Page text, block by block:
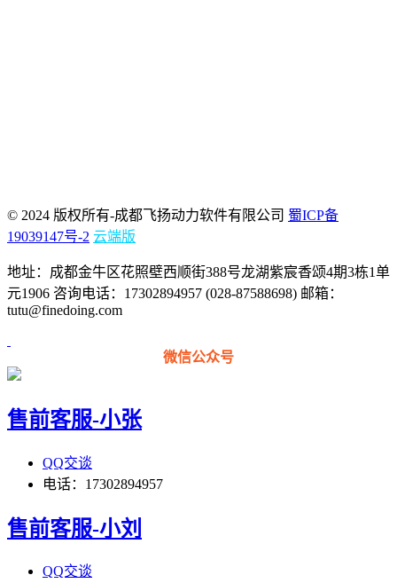
© 2024 版权所有-成都飞扬动力软件有限公司 蜀ICP备
19039147号-2 云端版
地址：成都金牛区花照壁西顺街388号龙湖紫宸香颂4期3栋1单
元1906 咨询电话：17302894957 (028-87588698) 邮箱：
tutu@finedoing.com
微信公众号
售前客服-小张
QQ交谈
电话：17302894957
售前客服-小刘
QQ交谈